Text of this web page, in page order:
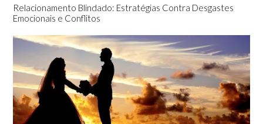
Relacionamento Blindado: Estratégias Contra Desgastes
Emocionais e Conflitos